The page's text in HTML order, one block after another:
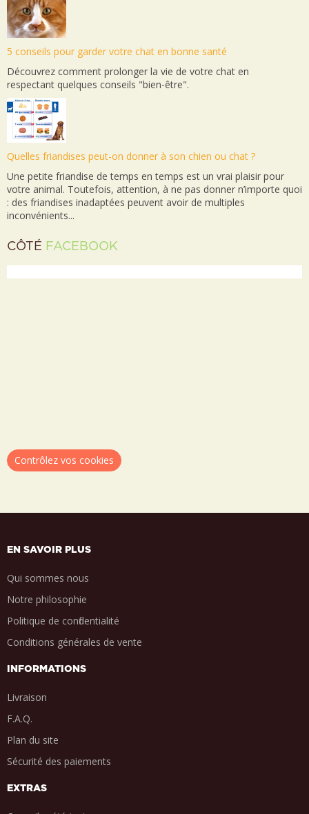
5 conseils pour garder votre chat en bonne santé
Découvrez comment prolonger la vie de votre chat en
respectant quelques conseils "bien-être".
Quelles friandises peut-on donner à son chien ou chat ?
Une petite friandise de temps en temps est un vrai plaisir pour
votre animal. Toutefois, attention, à ne pas donner n’importe quoi
: des friandises inadaptées peuvent avoir de multiples
inconvénients...
CÔTÉ FACEBOOK
Contrôlez vos cookies
EN SAVOIR PLUS
Qui sommes nous
Notre philosophie
Politique de confidentialité
Conditions générales de vente
INFORMATIONS
Livraison
F.A.Q.
Plan du site
Sécurité des paiements
EXTRAS